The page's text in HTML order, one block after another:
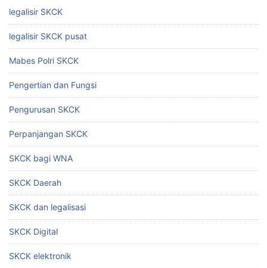
legalisir SKCK
legalisir SKCK pusat
Mabes Polri SKCK
Pengertian dan Fungsi
Pengurusan SKCK
Perpanjangan SKCK
SKCK bagi WNA
SKCK Daerah
SKCK dan legalisasi
SKCK Digital
SKCK elektronik